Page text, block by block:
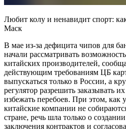
Любит колу и ненавидит спорт:
Маск
В мае из-за дефицита чипов для
начали рассматривать
китайских производителей,
действующим требованиям ЦБ
выпускаться только в России, а
регулятор разрешить заказывать
избежать перебоев. При этом, как
китайские компании не
стране, речь шла только о
заключения контрактов и